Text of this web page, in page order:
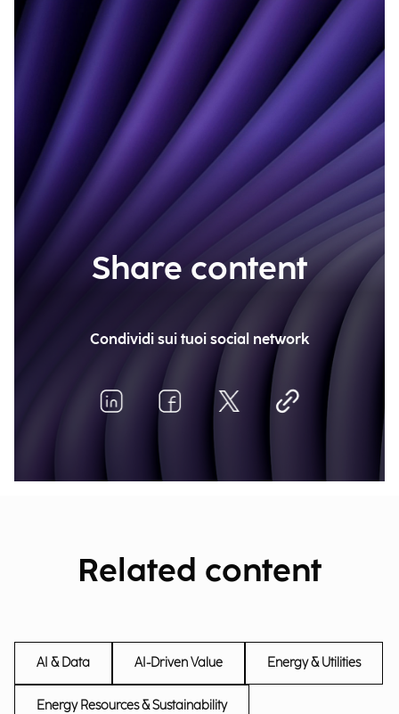
Share content
Condividi sui tuoi social network
Related content
AI & Data AI-Driven Value Energy & Utilities
Energy Resources & Sustainability